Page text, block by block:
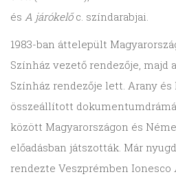
és A járókelőc. színdarabjai.
1983-ban áttelepült
Színház vezető rendezője, majd
Színház rendezője lett. Arany
összeállított
között Magyarországon és
előadásban játszották. Már
rendezte Veszprémben Ionesco